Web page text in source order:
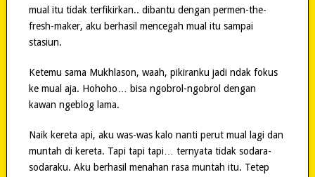
mual itu tidak terfikirkan.. dibantu dengan permen-the-
fresh-maker, aku berhasil mencegah mual itu sampai
stasiun.
Ketemu sama Mukhlason, waah, pikiranku jadi ndak fokus
ke mual aja. Hohoho… bisa ngobrol-ngobrol dengan
kawan ngeblog lama.
Naik kereta api, aku was-was kalo nanti perut mual lagi dan
muntah di kereta. Tapi tapi tapi… ternyata tidak sodara-
sodaraku. Aku berhasil menahan rasa muntah itu. Tetep